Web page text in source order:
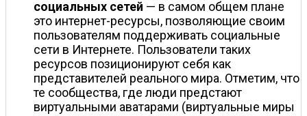
социальных сетей — в самом общем плане
это интернет-ресурсы, позволяющие своим
пользователям поддерживать социальные
сети в Интернете. Пользователи таких
ресурсов позиционируют себя как
представителей реального мира. Отметим, что
те сообщества, где люди предстают
виртуальными аватарами (виртуальные миры